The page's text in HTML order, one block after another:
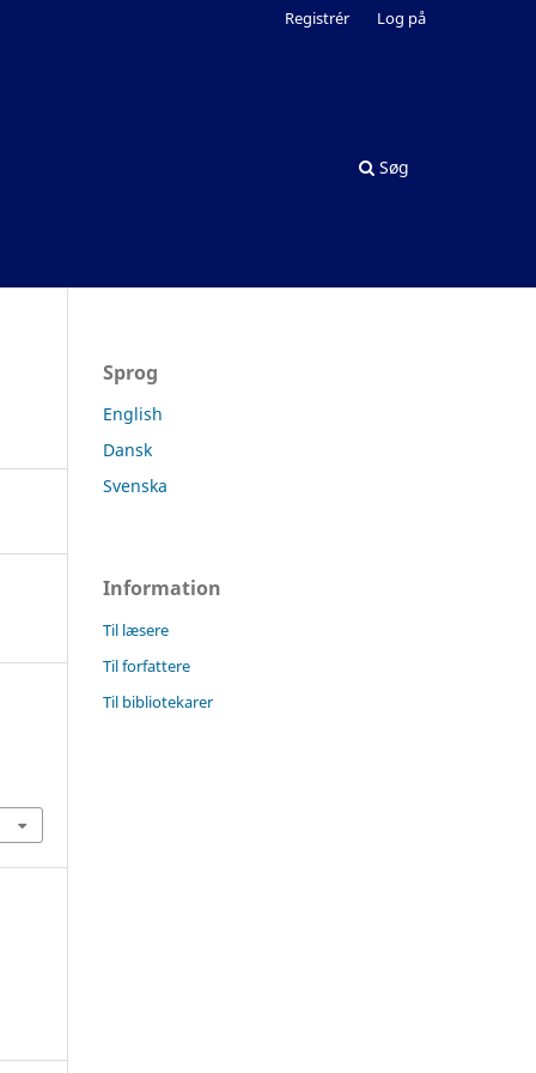
Søg
Registrér Log på
Sprog
English
Dansk
Svenska
Information
Til læsere
Til forfattere
Til bibliotekarer